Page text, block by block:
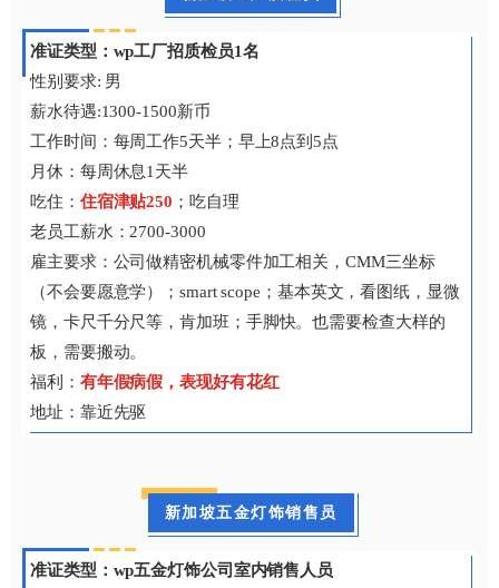
准证类型：wp工厂招质检员1名
性别要求: 男
薪水待遇:1300-1500新币
工作时间：每周工作5天半；早上8点到5点
月休：每周休息1天半
吃住： 住宿津贴250 ；吃自理
老员工薪水：2700-3000
雇主要求：公司做精密机械零件加工相关，CMM三坐标
（不会要愿意学）；smart scope；基本英文，看图纸， 显微
镜，卡尺千分尺等，肯加班；手脚快。也需要检查大样的
板，需要搬动。
福利： 有年假病假，表现好有花红
地址：靠近先驱
新加坡五金灯饰销售员
准证类型：wp五金灯饰公司室内销售人员